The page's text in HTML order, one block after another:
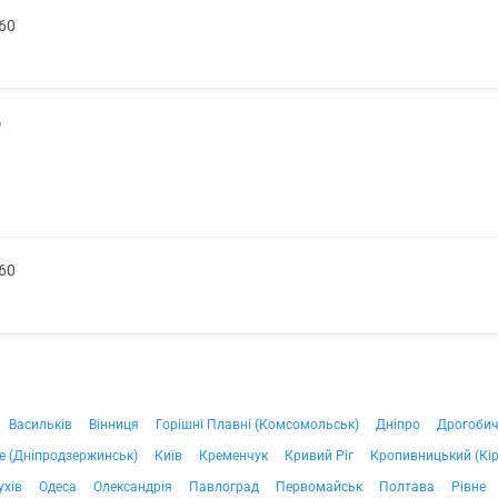
Васильків Вінниця Горішні Плавні (Комсомольськ) Дніпро
Дрогобич
(Дніпродзержинськ)
Київ Кременчук Кривий Ріг
Кропивницький
Одеса Олександрія Павлоград Первомайськ Полтава Рівне